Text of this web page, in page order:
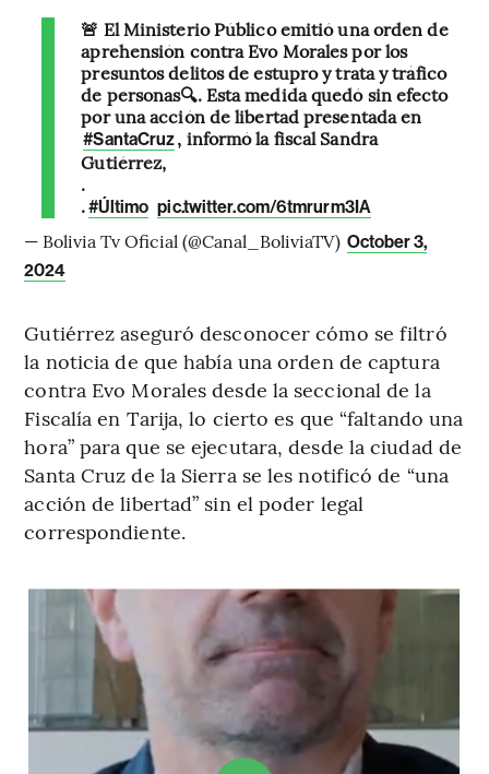
🚨 El Ministerio Público emitió una orden de
aprehensión contra Evo Morales por los
presuntos delitos de estupro y trata y tráfico
de personas🔍. Esta medida quedó sin efecto
por una acción de libertad presentada en
#SantaCruz, informó la fiscal Sandra
Gutiérrez,
.
.#Último pic.twitter.com/6tmrurm3IA
— Bolivia Tv Oficial (@Canal_BoliviaTV) October 3,
2024
Gutiérrez aseguró desconocer cómo se filtró
la noticia de que había una orden de captura
contra Evo Morales desde la seccional de la
Fiscalía en Tarija, lo cierto es que “faltando una
hora” para que se ejecutara, desde la ciudad de
Santa Cruz de la Sierra se les notificó de “una
acción de libertad” sin el poder legal
correspondiente.